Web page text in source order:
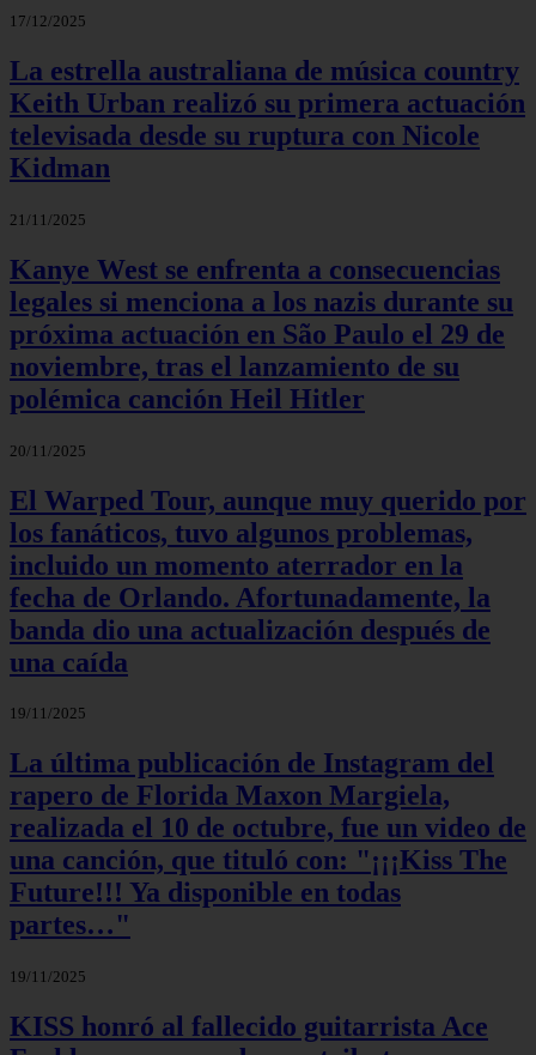
17/12/2025
La estrella australiana de música country
Keith Urban realizó su primera actuación
televisada desde su ruptura con Nicole
Kidman
21/11/2025
Kanye West se enfrenta a consecuencias
legales si menciona a los nazis durante su
próxima actuación en São Paulo el 29 de
noviembre, tras el lanzamiento de su
polémica canción Heil Hitler
20/11/2025
El Warped Tour, aunque muy querido por
los fanáticos, tuvo algunos problemas,
incluido un momento aterrador en la
fecha de Orlando. Afortunadamente, la
banda dio una actualización después de
una caída
19/11/2025
La última publicación de Instagram del
rapero de Florida Maxon Margiela,
realizada el 10 de octubre, fue un video de
una canción, que tituló con: "¡¡¡Kiss The
Future!!! Ya disponible en todas
partes…"
19/11/2025
KISS honró al fallecido guitarrista Ace